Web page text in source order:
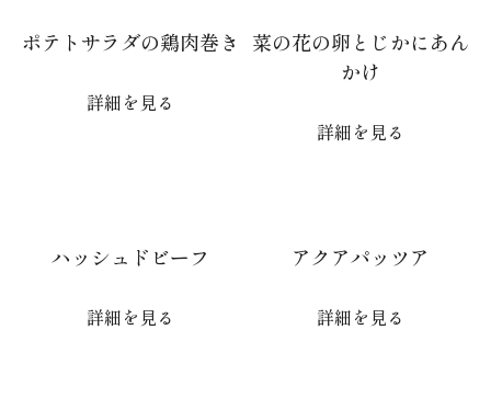
ポテトサラダの鶏肉巻き
詳細を見る
菜の花の卵とじかにあん
かけ
詳細を見る
ハッシュドビーフ
詳細を見る
アクアパッツア
詳細を見る